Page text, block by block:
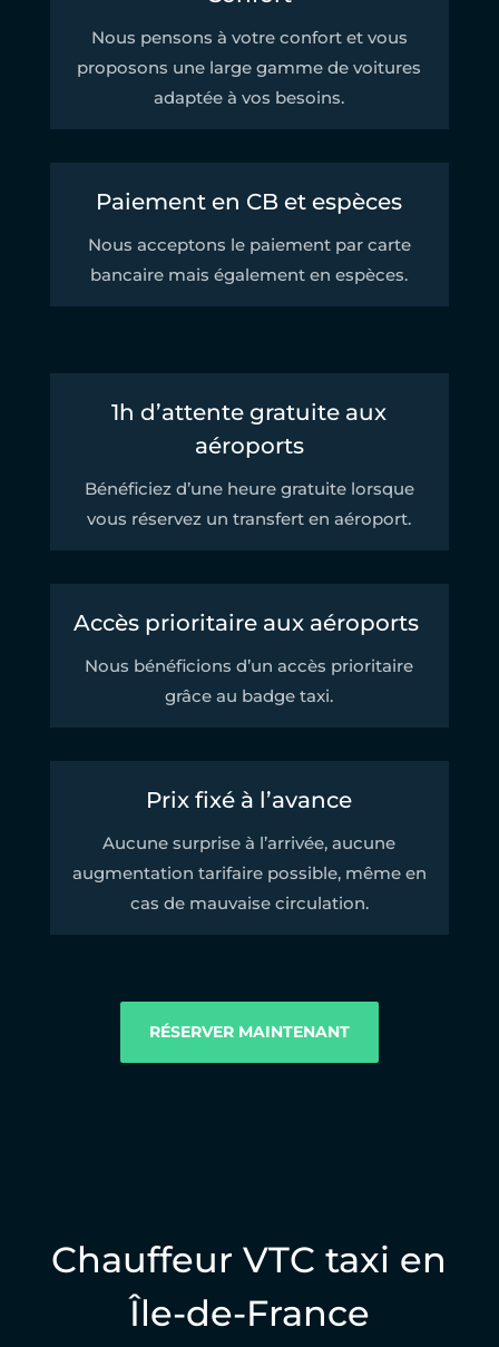
Nous pensons à votre confort et vous
proposons une large gamme de voitures
adaptée à vos besoins.
Paiement en CB et espèces
Nous acceptons le paiement par carte
bancaire mais également en espèces.
1h d’attente gratuite aux
aéroports
Bénéficiez d’une heure gratuite lorsque
vous réservez un transfert en aéroport.
Accès prioritaire aux aéroports
Nous bénéficions d’un accès prioritaire
grâce au badge taxi.
Prix fixé à l’avance
Aucune surprise à l’arrivée, aucune
augmentation tarifaire possible, même en
cas de mauvaise circulation.
RÉSERVER MAINTENANT
Chauffeur VTC taxi en
Île-de-France